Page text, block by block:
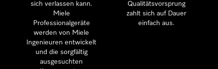
sich verlassen kann.
Miele
Professionalgeräte
werden von Miele
Ingenieuren entwickelt
und die sorgfältig
ausgesuchten
Qualitätsvorsprung
zahlt sich auf Dauer
einfach aus.